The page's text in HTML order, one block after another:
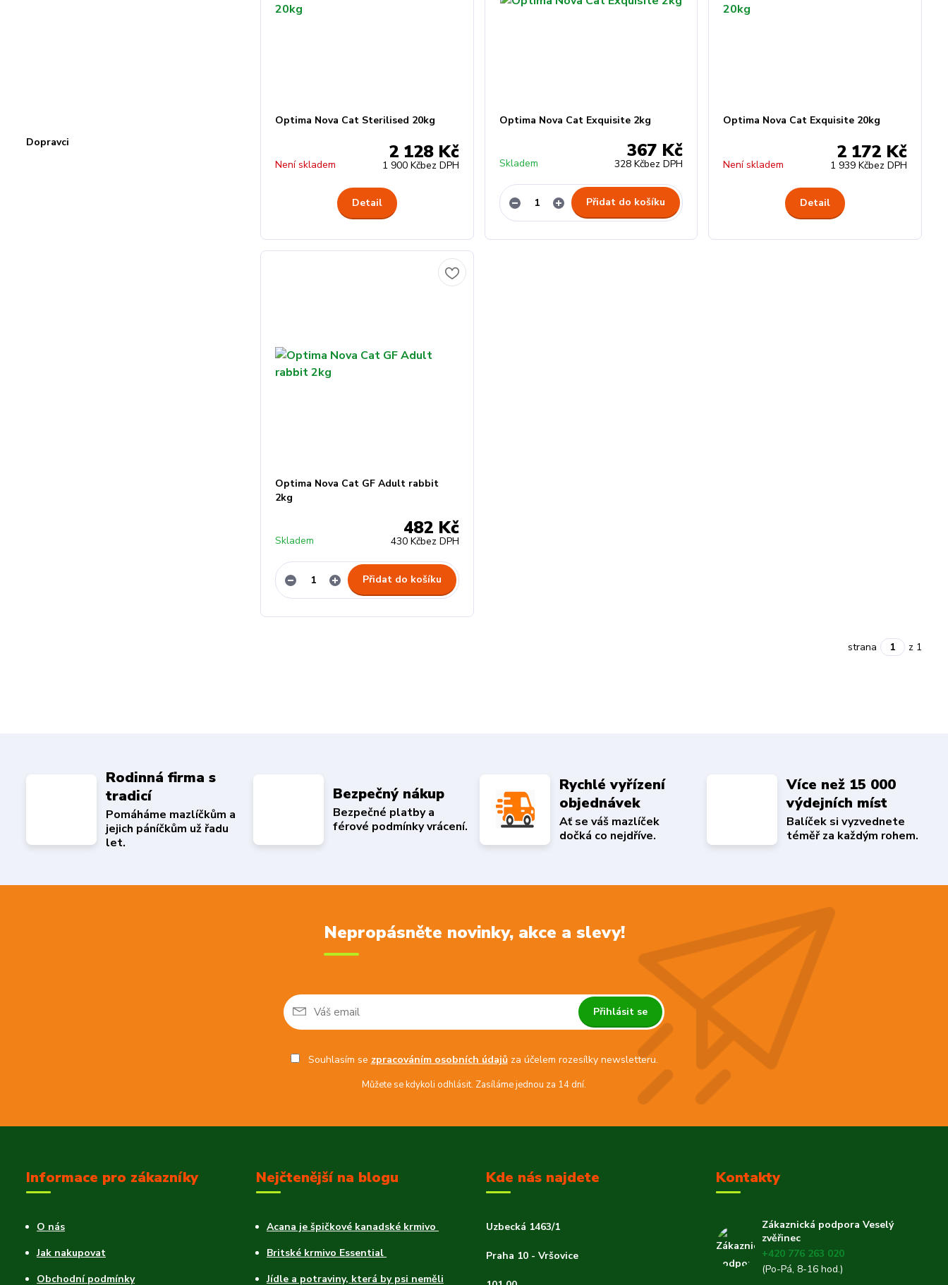
Optima Nova Cat Sterilised 20kg
2 128 Kč
1 900 Kčbez DPH
Není skladem
Detail
Optima Nova Cat Exquisite 2kg
367 Kč
328 Kčbez DPH
Skladem
Přidat do košíku
Optima Nova Cat Exquisite 20kg
2 172 Kč
1 939 Kčbez DPH
Není skladem
Detail
Optima Nova Cat GF Adult rabbit
2kg
482 Kč
430 Kčbez DPH
Skladem
Přidat do košíku
strana z 1
Dopravci
Rodinná firma s
tradicí
Pomáháme mazlíčkům a
jejich páníčkům už řadu
let.
Bezpečný nákup
Bezpečné platby a
férové podmínky vrácení.
Rychlé vyřízení
objednávek
Ať se váš mazlíček
dočká co nejdříve.
Více než 15 000
výdejních míst
Balíček si vyzvednete
téměř za každým rohem.
Nepropásněte novinky, akce a slevy!
Přihlásit se
Souhlasím se zpracováním osobních údajůza účelem rozesílky newsletteru.
Můžete se kdykoli odhlásit. Zasíláme jednou za 14 dní.
Informace pro zákazníky
O nás
Jak nakupovat
Obchodní podmínky
Nejčtenější na blogu
Acana je špičkové kanadské krmivo
Britské krmivo Essential
Jídle a potraviny, která by psi neměli
Kde nás najdete
Uzbecká 1463/1
Praha 10 - Vršovice
Kontakty
Zákaznická podpora Veselý
zvěřinec
+420 776 263 020
(Po-Pá, 8-16 hod.)